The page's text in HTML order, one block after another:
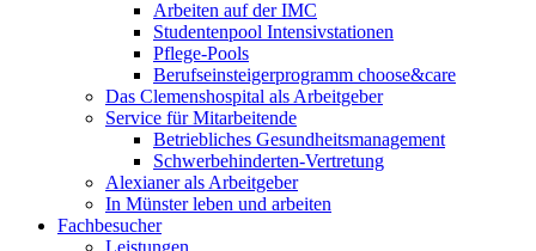
Arbeiten auf der IMC
Studentenpool Intensivstationen
Pflege-Pools
Berufseinsteigerprogramm choose&care
Das Clemenshospital als Arbeitgeber
Service für Mitarbeitende
Betriebliches Gesundheitsmanagement
Schwerbehinderten-Vertretung
Alexianer als Arbeitgeber
In Münster leben und arbeiten
Fachbesucher
Leistungen